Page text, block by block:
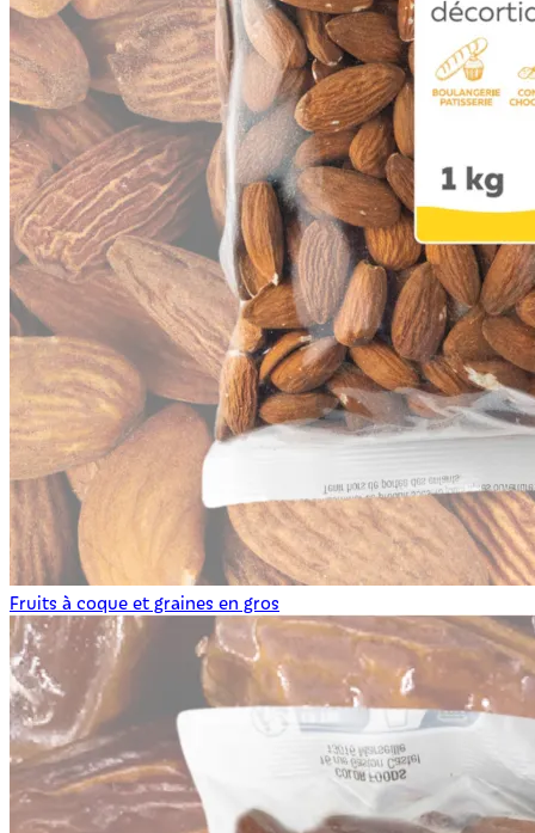
Fruits à coque et graines en gros